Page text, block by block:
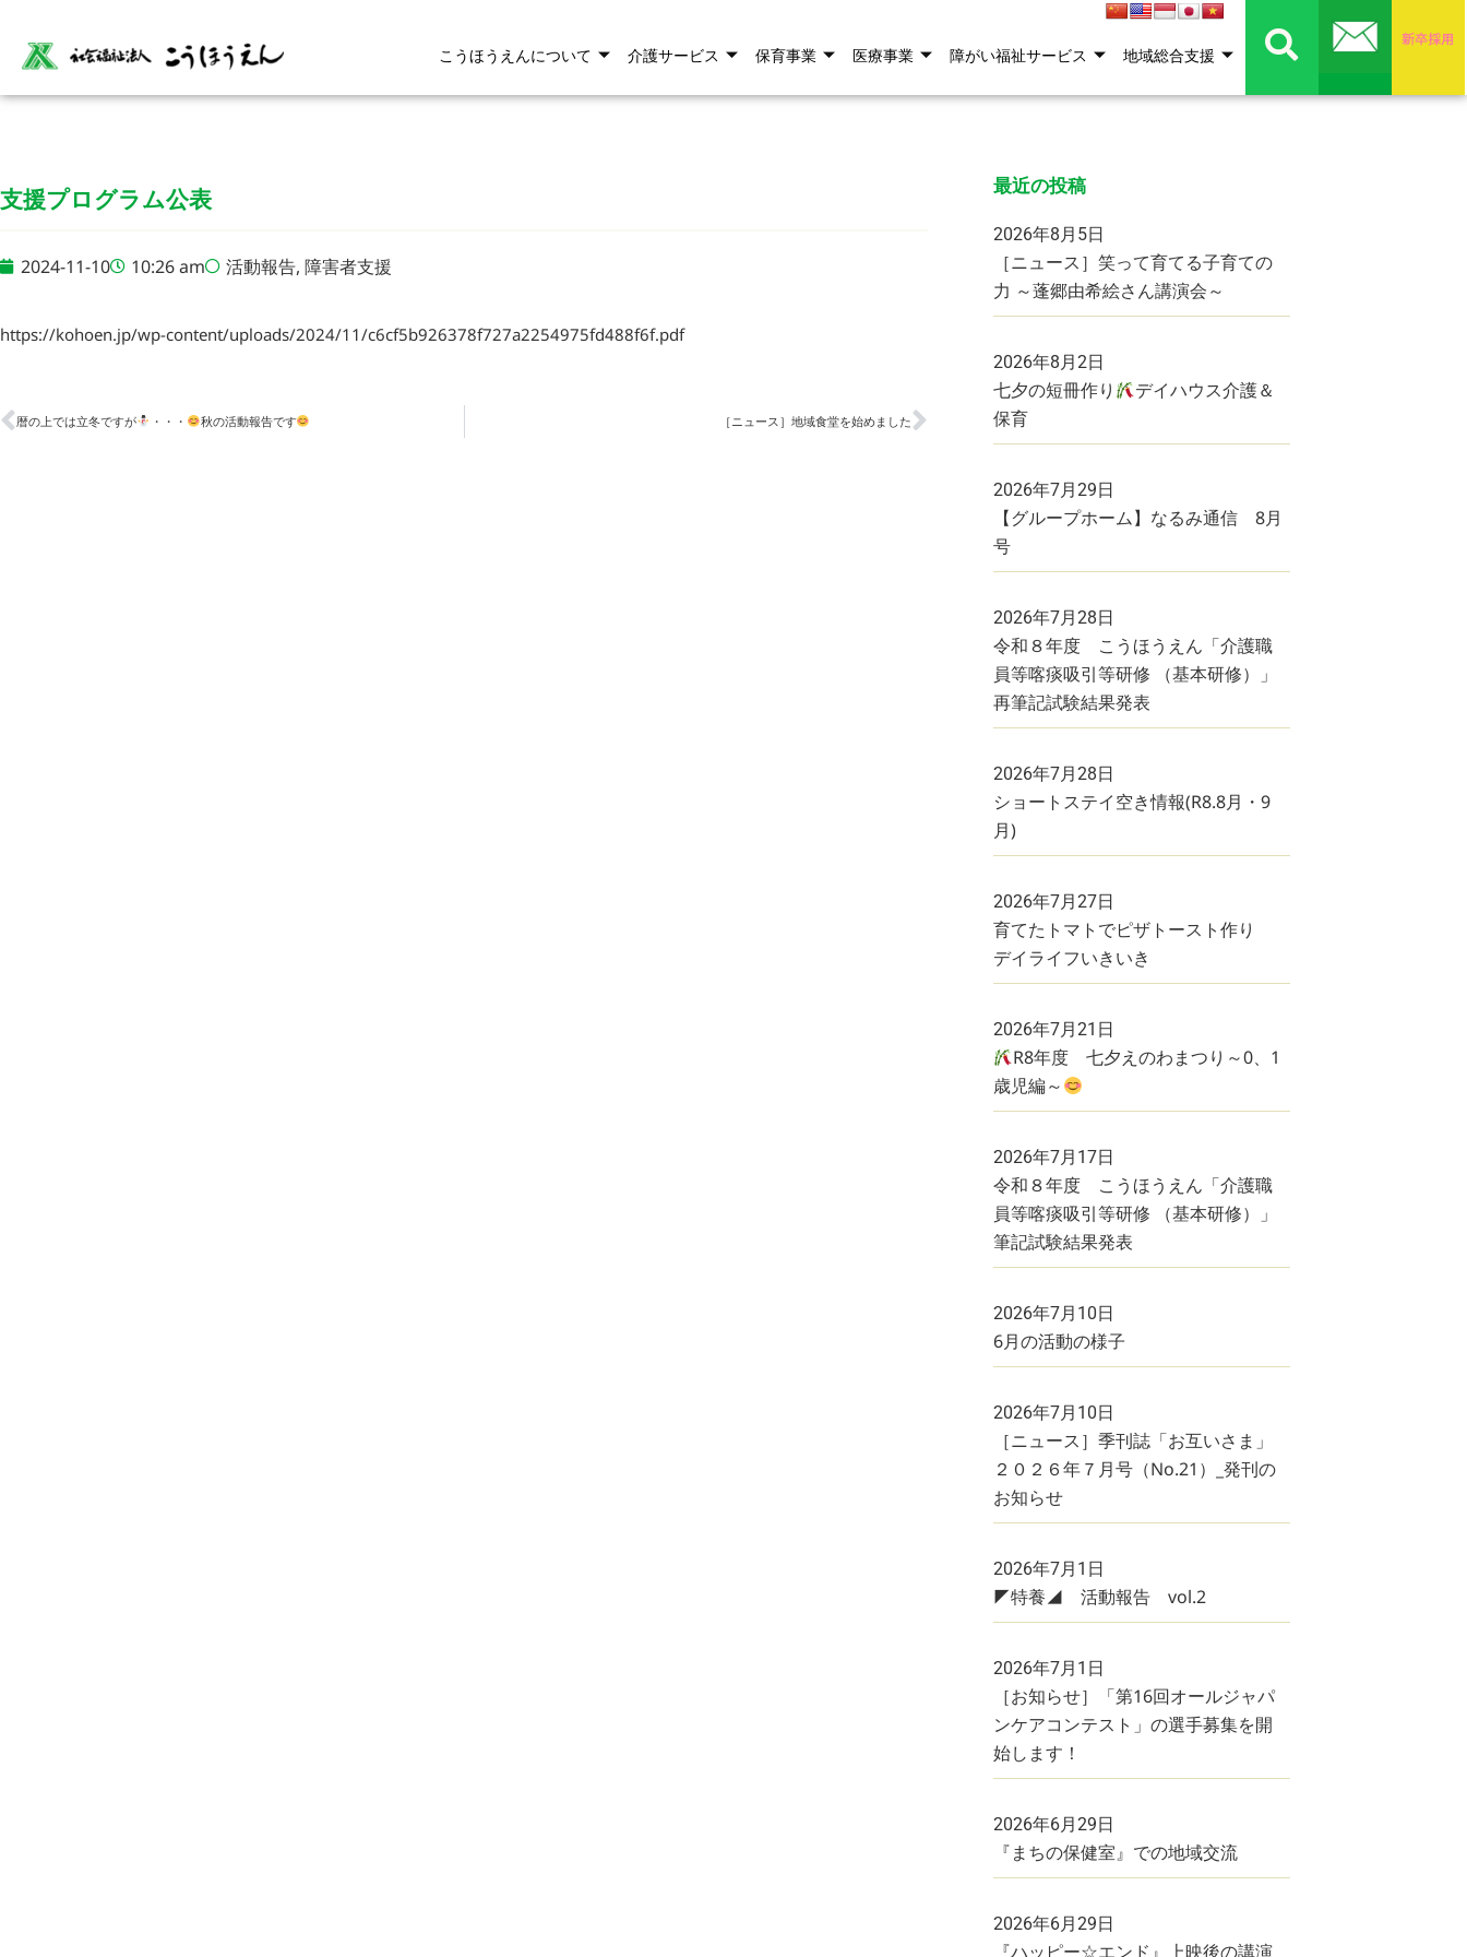
こうほうえんについて 介護サービス 保育事業 医療事業 障がい福祉サービス 地域総合支援
支援プログラム公表
2024-11-10 10:26 am 活動報告, 障害者支援
https://kohoen.jp/wp-content/uploads/2024/11/c6cf5b926378f727a2254975fd488f6f.pdf
暦の上では立冬ですが ・・・ 秋の活動報告です ［ニュース］地域食堂を始めました
最近の投稿
2026年8月5日
［ニュース］笑って育てる子育ての
力 ～蓬郷由希絵さん講演会～
2026年8月2日
七夕の短冊作り
デイハウス介護＆
保育
2026年7月29日
【グループホーム】なるみ通信 8月
号
2026年7月28日
令和８年度 こうほうえん「介護職
員等喀痰吸引等研修 （基本研修）」
再筆記試験結果発表
2026年7月28日
ショートステイ空き情報(R8.8月・9
月)
2026年7月27日
育てたトマトでピザトースト作り
デイライフいきいき
2026年7月21日
R8年度 七夕えのわまつり～0、1
歳児編～
2026年7月17日
令和８年度 こうほうえん「介護職
員等喀痰吸引等研修 （基本研修）」
筆記試験結果発表
2026年7月10日
6月の活動の様子
2026年7月10日
［ニュース］季刊誌「お互いさま」
２０２６年７月号（No.21）_発刊の
お知らせ
2026年7月1日
◤特養◢ 活動報告 vol.2
2026年7月1日
［お知らせ］「第16回オールジャパ
ンケアコンテスト」の選手募集を開
始します！
2026年6月29日
『まちの保健室』での地域交流
2026年6月29日
『ハッピー☆エンド』上映後の講演